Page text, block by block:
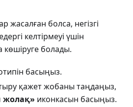
жасалған болса, негізгі
келтірмеуі үшін
көшіруге болады.
басыңыз.
қажет жобаны таңдаңыз,
иконкасын басыңыз.